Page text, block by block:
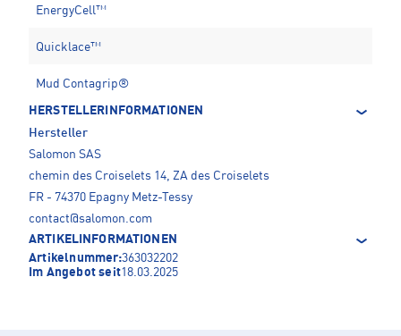
EnergyCell™
Quicklace™
Mud Contagrip®
HERSTELLERINFORMATIONEN
Hersteller
Salomon SAS
chemin des Croiselets 14, ZA des Croiselets
FR - 74370 Epagny Metz-Tessy
contact@salomon.com
ARTIKELINFORMATIONEN
Artikelnummer:363032202
Im Angebot seit18.03.2025